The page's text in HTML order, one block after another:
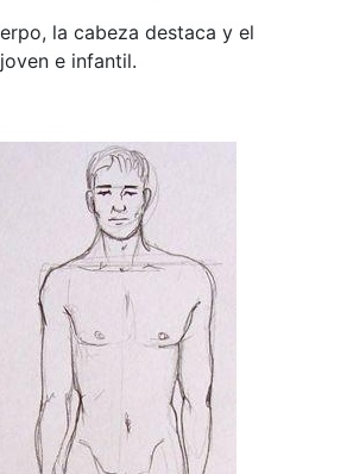
la cabeza destaca y el
e infantil.